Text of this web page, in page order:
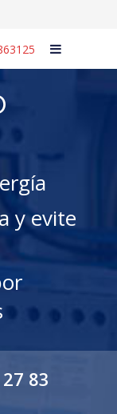
y evite
83